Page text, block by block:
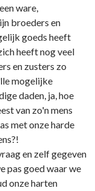
ware,
broeders en
goeds heeft
heeft nog veel
en zusters zo
mogelijke
daden, ja, hoe
van zo'n mens
met onze harde
en zelf gegeven
pas goed waar we
onze harten